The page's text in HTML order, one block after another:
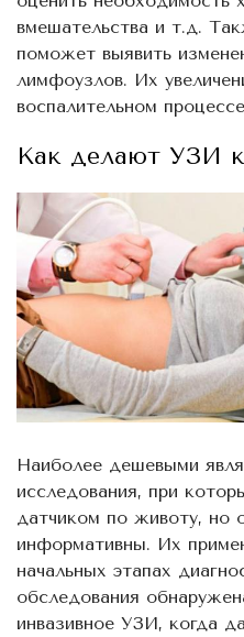
вмешательства и т.д.
поможет выявить
лимфоузлов. Их
воспалительном
Как делают УЗИ
Наиболее дешевыми
исследования, при
датчиком по животу, но
информативны. Их
начальных этапах
обследования
инвазивное УЗИ, когда